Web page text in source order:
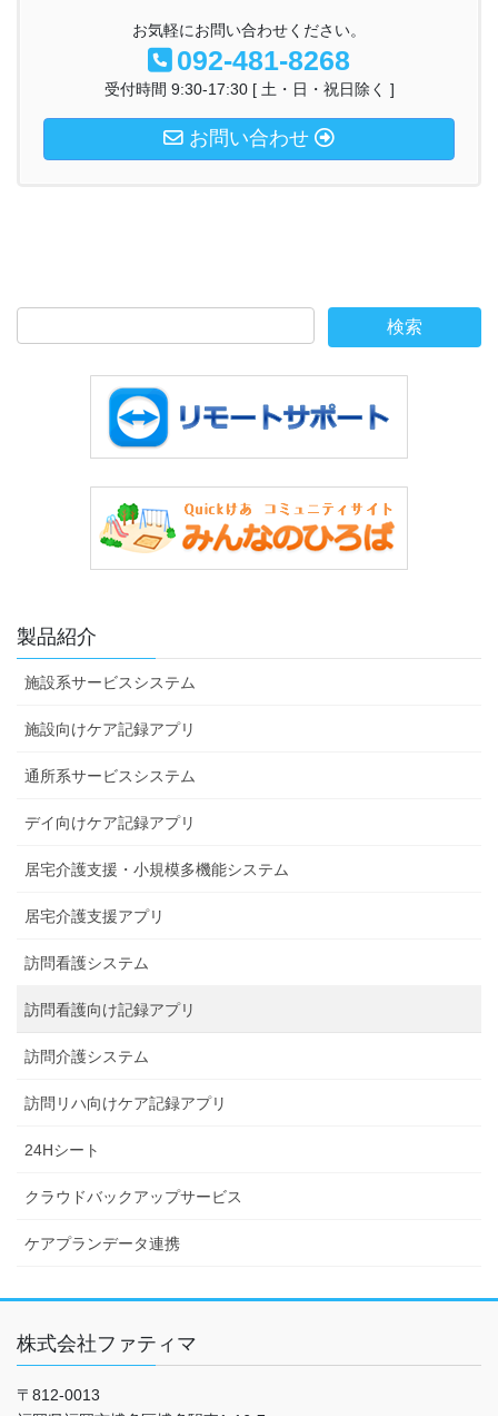
お気軽にお問い合わせください。
092-481-8268
受付時間 9:30-17:30 [ 土・日・祝日除く ]
お問い合わせ
製品紹介
施設系サービスシステム
施設向けケア記録アプリ
通所系サービスシステム
デイ向けケア記録アプリ
居宅介護支援・小規模多機能システム
居宅介護支援アプリ
訪問看護システム
訪問看護向け記録アプリ
訪問介護システム
訪問リハ向けケア記録アプリ
24Hシート
クラウドバックアップサービス
ケアプランデータ連携
株式会社ファティマ
〒812-0013